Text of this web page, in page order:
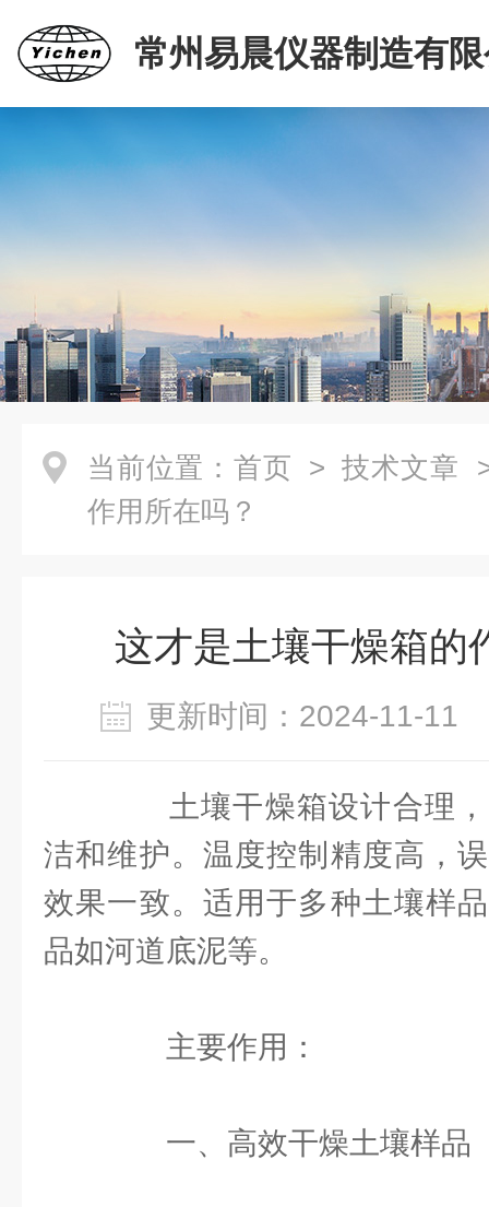
常州易晨仪器制造有
当前位置： 首页 > 技术文章
作用所在吗？
这才是土壤干燥箱的
更新时间：2024-11-
土壤干燥箱设计合理，
洁和维护。温度控制精度高，
效果一致。适用于多种土壤样
品如河道底泥等。
主要作用：
一、高效干燥土壤样品